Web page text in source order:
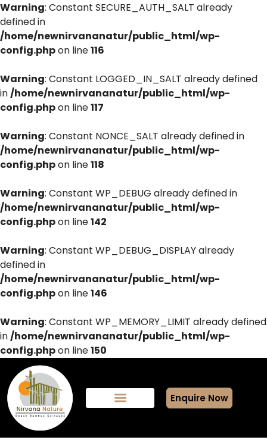
Warning: Constant SECURE_AUTH_SALT already
defined in
/home/newnirvananatur/public_html/wp-
config.phpon line116
Warning: Constant LOGGED_IN_SALT already defined
in/home/newnirvananatur/public_html/wp-
config.phpon line117
Warning: Constant NONCE_SALT already defined in
/home/newnirvananatur/public_html/wp-
config.phpon line118
Warning: Constant WP_DEBUG already defined in
/home/newnirvananatur/public_html/wp-
config.phpon line142
Warning: Constant WP_DEBUG_DISPLAY already
defined in
/home/newnirvananatur/public_html/wp-
config.phpon line146
Warning: Constant WP_MEMORY_LIMIT already defined
in/home/newnirvananatur/public_html/wp-
config.phpon line150
Enquire Now